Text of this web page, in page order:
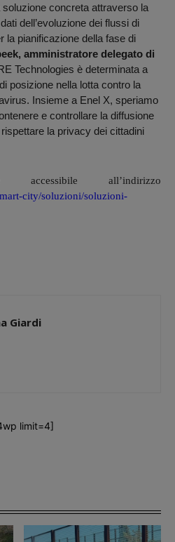
concreta attraverso la
dell’evoluzione dei flussi di
la pianificazione della fase di
amministratore delegato di
Technologies è determinata a
posizione nella lotta contro la
Insieme a Enel X, speriamo
e controllare la diffusione
la privacy dei cittadini
all’indirizzo
city/soluzioni/soluzioni-
Giardi
limit=4]